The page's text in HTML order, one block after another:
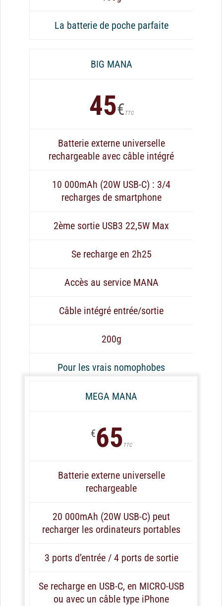
La batterie de poche parfaite
BIG MANA
45€ TTC
Batterie externe universelle
rechargeable avec câble intégré
10 000mAh (20W USB-C) : 3/4
recharges de smartphone
2ème sortie USB3 22,5W Max
Se recharge en 2h25
Accès au service MANA
Câble intégré entrée/sortie
200g
Pour les vrais nomophobes
MEGA MANA
€65 TTC
Batterie externe universelle
rechargeable
20 000mAh (20W USB-C) peut
recharger les ordinateurs portables
3 ports d’entrée / 4 ports de sortie
Se recharge en USB-C, en MICRO-USB
ou avec un câble type iPhone